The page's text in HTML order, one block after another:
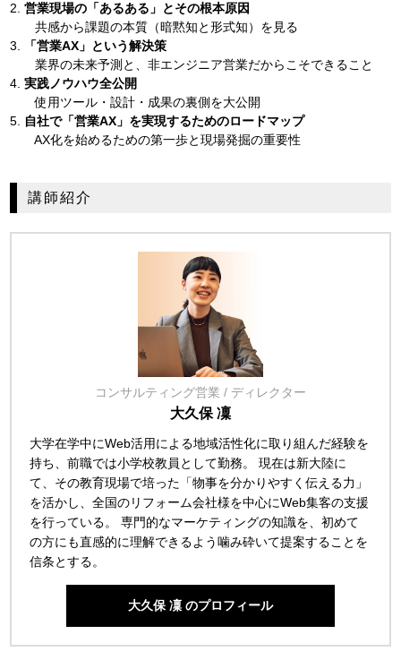
2.営業現場の「あるある」とその根本原因
共感から課題の本質（暗黙知と形式知）を見る
3.
「営業AX」という解決策
業界の未来予測と、非エンジニア営業だからこそできること
4.実践ノウハウ全公開
使用ツール・設計・成果の裏側を大公開
5.
自社で「営業AX」を実現するためのロードマップ
AX化を始めるための第一歩と現場発掘の重要性
講師紹介
コンサルティング営業 / ディレクター
大久保 凜
大学在学中にWeb活用による地域活性化に取り組んだ経験を
持ち、前職では小学校教員として勤務。 現在は新大陸に
て、その教育現場で培った「物事を分かりやすく伝える力」
を活かし、全国のリフォーム会社様を中心にWeb集客の支援
を行っている。 専門的なマーケティングの知識を、初めて
の方にも直感的に理解できるよう噛み砕いて提案することを
信条とする。
大久保 凜 のプロフィール